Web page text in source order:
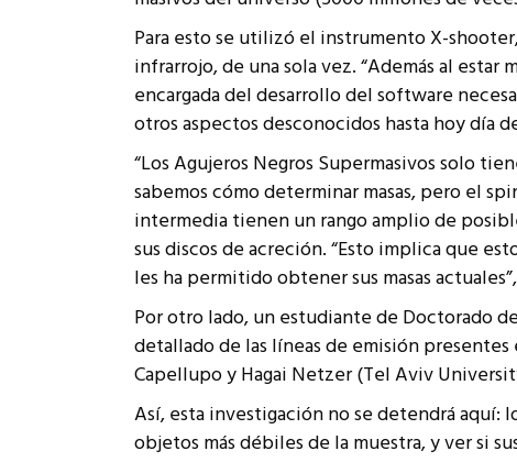
Para esto se utilizó el instrumento X-
infrarrojo, de una sola vez. “Además al
encargada del desarrollo del software
otros aspectos desconocidos hasta hoy día
“Los Agujeros Negros Supermasivos solo
sabemos cómo determinar masas, pero el
intermedia tienen un rango amplio de
sus discos de acreción. “Esto implica que
les ha permitido obtener sus masas
Por otro lado, un estudiante de Doctorado
detallado de las líneas de emisión
Capellupo y Hagai Netzer (Tel Aviv
Así, esta investigación no se detendrá aquí:
objetos más débiles de la muestra, y ver si